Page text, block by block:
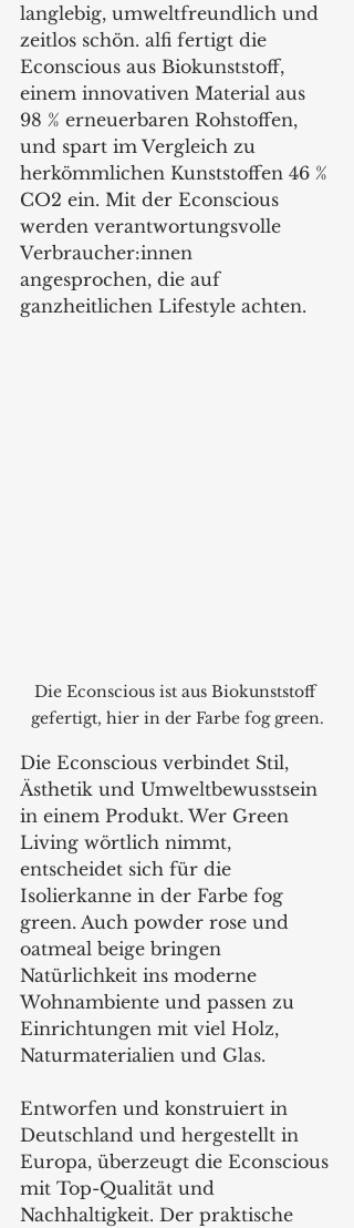
langlebig, umweltfreundlich und
zeitlos schön. alfi fertigt die
Econscious aus Biokunststoff,
einem innovativen Material aus
98 % erneuerbaren Rohstoffen,
und spart im Vergleich zu
herkömmlichen Kunststoffen 46 %
CO2 ein. Mit der Econscious
werden verantwortungsvolle
Verbraucher:innen
angesprochen, die auf
ganzheitlichen Lifestyle achten.
Die Econscious ist aus Biokunststoff
gefertigt, hier in der Farbe fog green.
Die Econscious verbindet Stil,
Ästhetik und Umweltbewusstsein
in einem Produkt. Wer Green
Living wörtlich nimmt,
entscheidet sich für die
Isolierkanne in der Farbe fog
green. Auch powder rose und
oatmeal beige bringen
Natürlichkeit ins moderne
Wohnambiente und passen zu
Einrichtungen mit viel Holz,
Naturmaterialien und Glas.
Entworfen und konstruiert in
Deutschland und hergestellt in
Europa, überzeugt die Econscious
mit Top-Qualität und
Nachhaltigkeit. Der praktische